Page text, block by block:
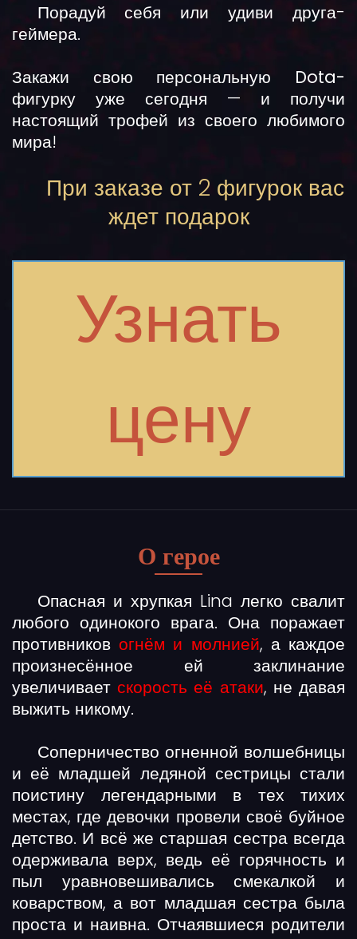
Порадуй себя или удиви друга-
геймера.
Закажи свою персональную Dota-
фигурку уже сегодня — и получи
настоящий трофей из своего любимого
мира!
При заказе от 2 фигурок вас
ждет подарок
Узнать
цену
О герое
Опасная и хрупкая Lina легко свалит
любого одинокого врага. Она поражает
противниковогнём и молнией, а каждое
произнесённое ей заклинание
увеличивает скорость её атаки, не давая
выжить никому.
Соперничество огненной волшебницы
и её младшей ледяной сестрицы стали
поистину легендарными в тех тихих
местах, где девочки провели своё буйное
детство. И всё же старшая сестра всегда
одерживала верх, ведь её горячность и
пыл уравновешивались смекалкой и
коварством, а вот младшая сестра была
проста и наивна. Отчаявшиеся родители